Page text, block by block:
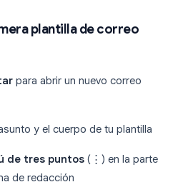
plantilla de correo
para abrir un nuevo correo
y el cuerpo de tu plantilla
de tres puntos (⋮) en la parte
de redacción